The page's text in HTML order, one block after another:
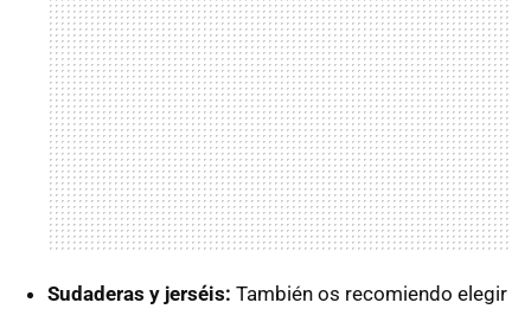
Sudaderas y jerséis: También os recomiendo elegir